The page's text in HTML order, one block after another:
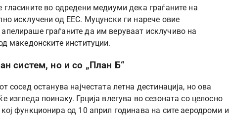
во одредени медиуми дека граѓаните на
исклучени од ЕЕС. Муцунски ги нарече овие
граѓаните да им веруваат исклучиво на
македонските институции.
систем, но и со „План Б“
сосед останува најчестата летна дестинација, но ова
изгледа поинаку. Грција влегува во сезоната со целосно
функционира од 10 април годинава на сите аеродроми и